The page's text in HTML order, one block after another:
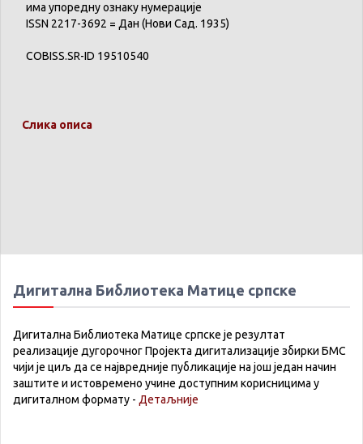
има упоредну ознаку нумерације
ISSN 2217-3692 = Дан (Нови Сад. 1935)
COBISS.SR-ID 19510540
Слика описа
Дигитална Библиотека Матице српске
Дигитална Библиотека Матице српске је резултат
реализације дугорочног Пројекта дигитализације збирки БМС
чији је циљ да се највредније публикације на још један начин
заштите и истовремено учине доступним корисницима у
дигиталном формату - Детаљније